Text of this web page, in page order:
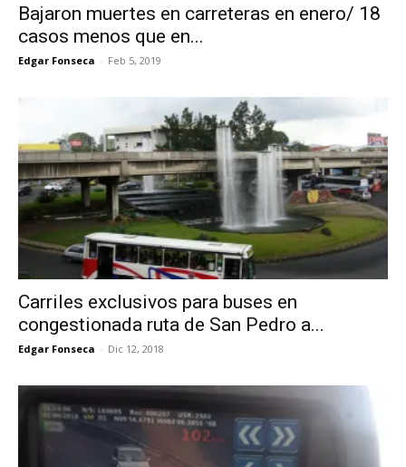
Bajaron muertes en carreteras en enero/ 18
casos menos que en...
Edgar Fonseca - Feb 5, 2019
Carriles exclusivos para buses en
congestionada ruta de San Pedro a...
Edgar Fonseca - Dic 12, 2018